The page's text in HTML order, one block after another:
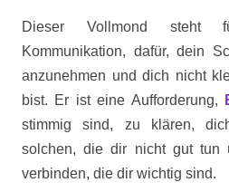
Dieser Vollmond steht
Kommunikation, dafür, dein
anzunehmen und dich nicht
bist. Er ist eine Aufforderung,
stimmig sind, zu klären,
solchen, die dir nicht gut tun
verbinden, die dir wichtig sind.